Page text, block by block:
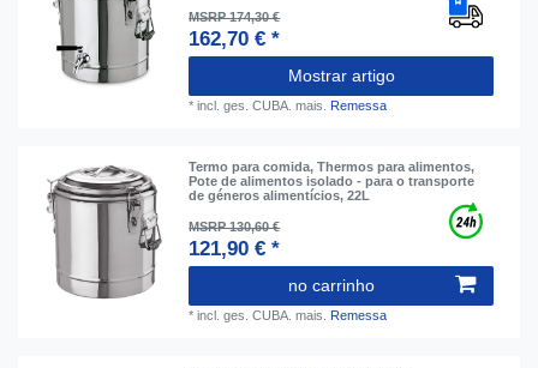
MSRP 174,30 €
162,70 € *
Mostrar artigo
*incl. ges. CUBA. mais. Remessa
Termo para comida, Thermos para alimentos,
Pote de alimentos isolado - para o transporte
de géneros alimentícios, 22L
MSRP 130,60 €
121,90 € *
no carrinho
*incl. ges. CUBA. mais. Remessa